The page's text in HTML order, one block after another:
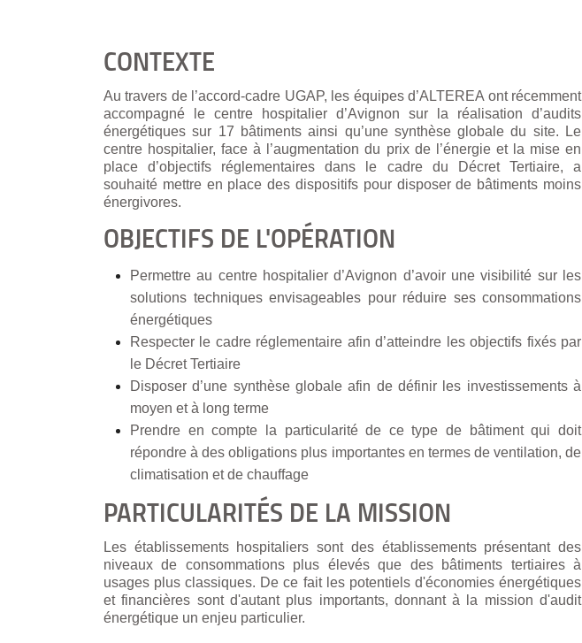
CONTEXTE
Au travers de l’accord-cadre UGAP, les équipes d’ALTEREA ont récemment
accompagné le centre hospitalier d’Avignon sur la réalisation d’audits
énergétiques sur 17 bâtiments ainsi qu’une synthèse globale du site. Le
centre hospitalier, face à l’augmentation du prix de l’énergie et la mise en
place d’objectifs réglementaires dans le cadre du Décret Tertiaire, a
souhaité mettre en place des dispositifs pour disposer de bâtiments moins
énergivores.
OBJECTIFS DE L'OPÉRATION
Permettre au centre hospitalier d’Avignon d’avoir une visibilité sur les
solutions techniques envisageables pour réduire ses consommations
énergétiques
Respecter le cadre réglementaire afin d’atteindre les objectifs fixés par
le Décret Tertiaire
Disposer d’une synthèse globale afin de définir les investissements à
moyen et à long terme
Prendre en compte la particularité de ce type de bâtiment qui doit
répondre à des obligations plus importantes en termes de ventilation, de
climatisation et de chauffage
PARTICULARITÉS DE LA MISSION
Les établissements hospitaliers sont des établissements présentant des
niveaux de consommations plus élevés que des bâtiments tertiaires à
usages plus classiques. De ce fait les potentiels d'économies énergétiques
et financières sont d'autant plus importants, donnant à la mission d'audit
énergétique un enjeu particulier.